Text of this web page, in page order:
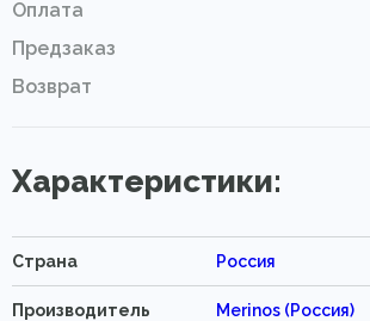
Оплата
Предзаказ
Возврат
Характеристики:
Страна Россия
Производитель Merinos (Россия)